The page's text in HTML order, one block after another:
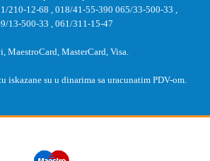
210-12-68 , 018/41-55-390 065/33-500-33 ,
13-500-33 , 061/311-15-47
MaestroCard, MasterCard, Visa.
iskazane su u dinarima sa uracunatim PDV-om.